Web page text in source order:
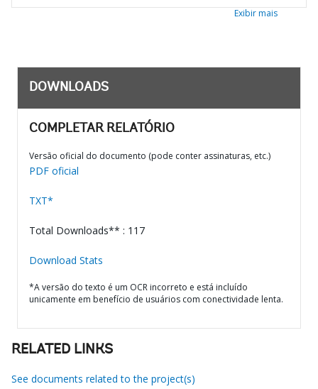
Exibir mais
DOWNLOADS
COMPLETAR RELATÓRIO
Versão oficial do documento (pode conter assinaturas, etc.)
PDF oficial
TXT*
Total Downloads** : 117
Download Stats
*A versão do texto é um OCR incorreto e está incluído
unicamente em benefício de usuários com conectividade lenta.
RELATED LINKS
See documents related to the project(s)